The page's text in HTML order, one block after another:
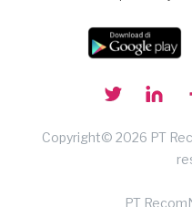
Copyright© 2026 PT
PT